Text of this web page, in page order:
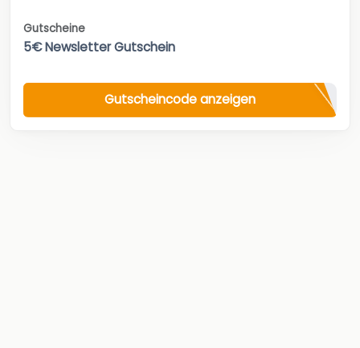
Gutscheine
5€ Newsletter Gutschein
Gutscheincode anzeigen